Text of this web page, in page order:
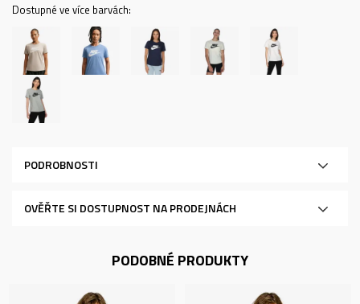
Dostupné ve více barvách:
PODROBNOSTI
OVĚŘTE SI DOSTUPNOST NA PRODEJNÁCH
PODOBNÉ PRODUKTY